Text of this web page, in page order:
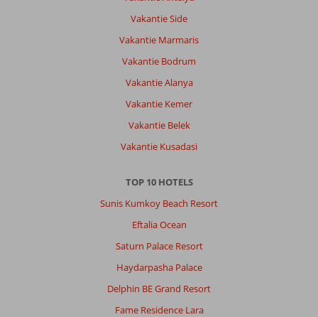
Vakantie Side
Vakantie Marmaris
Vakantie Bodrum
Vakantie Alanya
Vakantie Kemer
Vakantie Belek
Vakantie Kusadasi
TOP 10 HOTELS
Sunis Kumkoy Beach Resort
Eftalia Ocean
Saturn Palace Resort
Haydarpasha Palace
Delphin BE Grand Resort
Fame Residence Lara